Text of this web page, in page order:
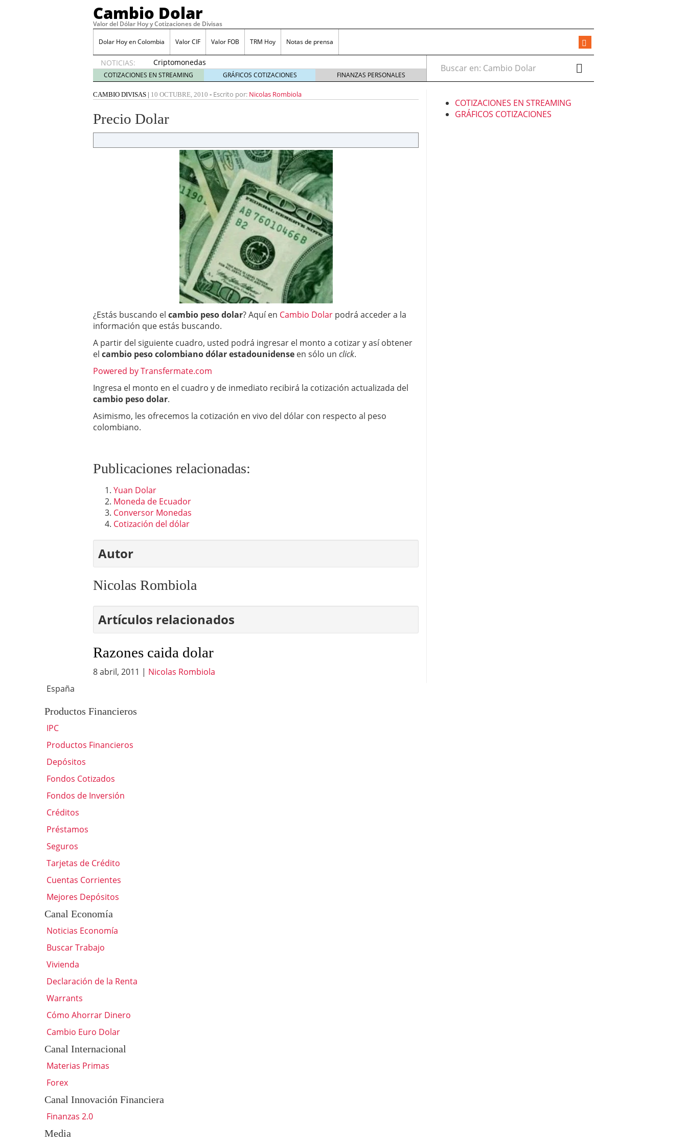
Cambio Dolar
Valor del Dólar Hoy y Cotizaciones de Divisas
Dolar Hoy en Colombia Valor CIF Valor FOB TRM Hoy Notas de prensa
NOTICIAS:
Criptomonedas
estables:
una
alternativa
para
proteger
tus
ahorros
Colombia
junio 10,
Impulsa la acción del usuario en redes sociales: Estrategias y herramientas
para aumentar tus conversiones marzo 18, 2024
La guía definitiva para encontrar préstamos en línea confiables
Colbet: La mejor casa de apuestas de Colombia enero 24, 2024
Betsson: La mejor casa de apuestas de Colombia
COTIZACIONES EN STREAMING GRÁFICOS COTIZACIONES FINANZAS PERSONALES
Buscar en:
CAMBIO DIVISAS | 10 OCTUBRE, 2010 - Escrito por: Nicolas Rombiola
Precio Dolar
¿Estás buscando el cambio peso dolar? Aquí en Cambio Dolar podrá acceder a la
información que estás buscando.
A partir del siguiente cuadro, usted podrá ingresar el monto a cotizar y así obtener
el cambio peso colombiano dólar estadounidense en sólo un click.
Powered by Transfermate.com
Ingresa el monto en el cuadro y de inmediato recibirá la cotización actualizada del
cambio peso dolar.
Asimismo, les ofrecemos la cotización en vivo del dólar con respecto al peso
colombiano.
Publicaciones relacionadas:
Yuan Dolar
Moneda de Ecuador
Conversor Monedas
Cotización del dólar
Autor
Nicolas Rombiola
Artículos relacionados
Razones caida dolar
8 abril, 2011 | Nicolas Rombiola
COTIZACIONES EN STREAMING
GRÁFICOS COTIZACIONES
España
Productos Financieros
IPC
Productos Financieros
Depósitos
Fondos Cotizados
Fondos de Inversión
Créditos
Préstamos
Seguros
Tarjetas de Crédito
Cuentas Corrientes
Mejores Depósitos
Canal Economía
Noticias Economía
Buscar Trabajo
Vivienda
Declaración de la Renta
Warrants
Cómo Ahorrar Dinero
Cambio Euro Dolar
Canal Internacional
Materias Primas
Forex
Canal Innovación Financiera
Finanzas 2.0
Media